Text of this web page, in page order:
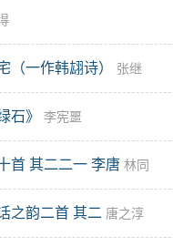
（一作韩翃诗） 张继
石》 李宪噩
首 其二二一 李唐 林同
之韵二首 其二 唐之淳